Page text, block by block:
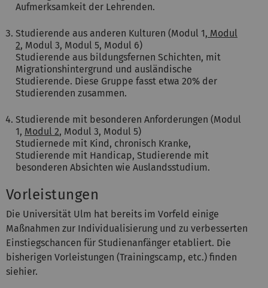
Aufmerksamkeit der Lehrenden.
Studierende aus anderen Kulturen (Modul 1, Modul
2, Modul 3, Modul 5, Modul 6)
Studierende aus bildungsfernen Schichten, mit
Migrationshintergrund und ausländische
Studierende. Diese Gruppe fasst etwa 20% der
Studierenden zusammen.
Studierende mit besonderen Anforderungen (Modul
1, Modul 2, Modul 3, Modul 5)
Studiernede mit Kind, chronisch Kranke,
Studierende mit Handicap, Studierende mit
besonderen Absichten wie Auslandsstudium.
Vorleistungen
Die Universität Ulm hat bereits im Vorfeld einige
Maßnahmen zur Individualisierung und zu verbesserten
Einstiegschancen für Studienanfänger etabliert. Die
bisherigen Vorleistungen (Trainingscamp, etc.) finden
siehier.